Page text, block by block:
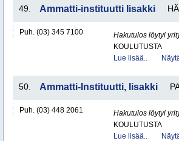
49. Ammatti-instituutti Iisakki
Puh. (03) 345 7100
Hakutulos löytyi
KOULUTUSTA
Lue lisää..
50. Ammatti-Instituutti, Iisakki
Puh. (03) 448 2061
Hakutulos löytyi
KOULUTUSTA
Lue lisää..